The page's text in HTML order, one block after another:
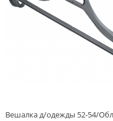
Вешалка д/одежды 52-54/